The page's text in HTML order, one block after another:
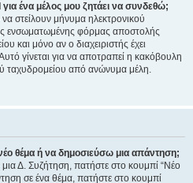
ένα μέλος μου ζητάει να συνδεθώ;
στείλουν μήνυμα ηλεκτρονικού
ενσωματωμένης φόρμας αποστολής
και μόνο αν ο διαχειριστής έχει
γίνεται για να αποτραπεί η κακόβουλη
ταχυδρομείου από ανώνυμα μέλη.
θέμα ή να δημοσιεύσω μια απάντηση;
μια Δ. Συζήτηση, πατήστε στο κουμπί “Νέο
σε ένα θέμα, πατήστε στο κουμπί